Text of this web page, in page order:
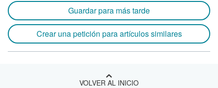
Guardar para más tarde
Crear una petición para artículos similares
VOLVER AL INICIO